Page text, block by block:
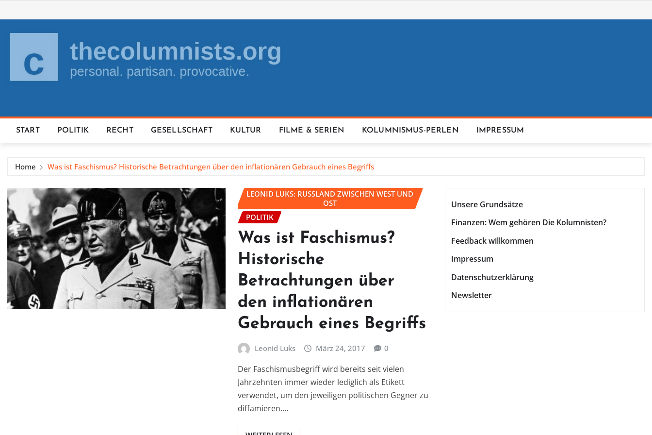
to
content
START POLITIK RECHT GESELLSCHAFT KULTUR FILME & SERIEN KOLUMNISMUS-PERLEN IMPRESSUM
Home Was ist Faschismus? Historische Betrachtungen über den inflationären Gebrauch eines Begriffs
LEONID LUKS: RUSSLAND ZWISCHEN WEST UND
OST
POLITIK
Was ist Faschismus?
Historische
Betrachtungen über
den inflationären
Gebrauch eines Begriffs
Leonid Luks März 24, 2017 0
Der Faschismusbegriff wird bereits seit vielen
Jahrzehnten immer wieder lediglich als Etikett
verwendet, um den jeweiligen politischen Gegner zu
diffamieren.…
Unsere Grundsätze
Finanzen: Wem gehören Die Kolumnisten?
Feedback willkommen
Impressum
Datenschutzerklärung
Newsletter